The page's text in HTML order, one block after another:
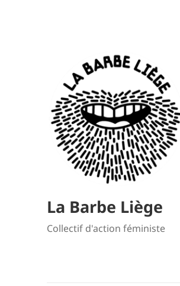
La Barbe Liège
Collectif d'action féministe